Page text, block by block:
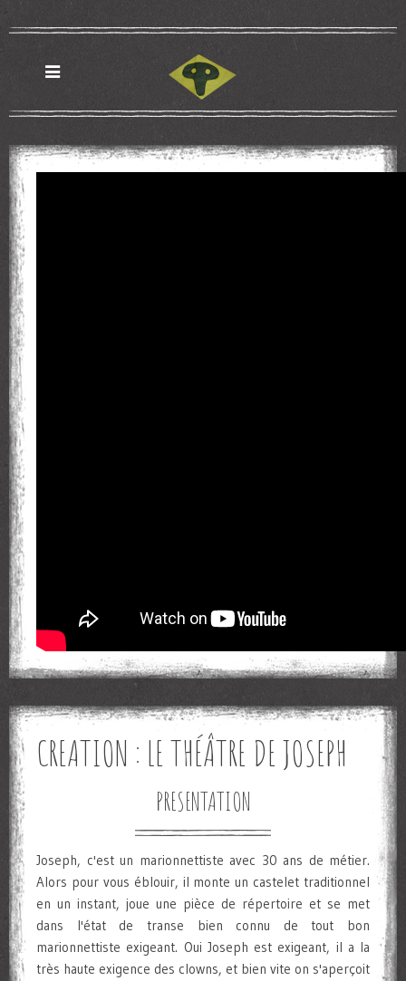
CREATION : LE THÉÂTRE DE JOSEPH
PRESENTATION
Joseph, c'est un marionnettiste avec 30 ans de métier.
Alors pour vous éblouir, il monte un castelet traditionnel
en un instant, joue une pièce de répertoire et se met
dans l'état de transe bien connu de tout bon
marionnettiste exigeant. Oui Joseph est exigeant, il a la
très haute exigence des clowns, et bien vite on s'aperçoit